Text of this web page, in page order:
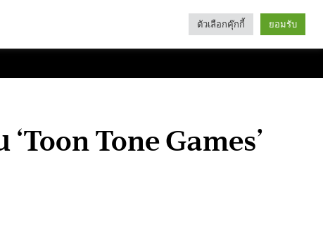
Categories
Tone Games’
ตัวเลือกคุ๊กกี้ ยอมรับ